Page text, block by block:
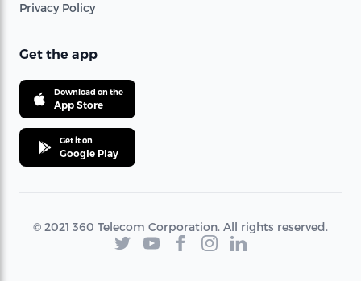
Privacy Policy
Get the app
Download on the
App Store
Get it on
Google Play
© 2021 360 Telecom Corporation. All rights reserved.